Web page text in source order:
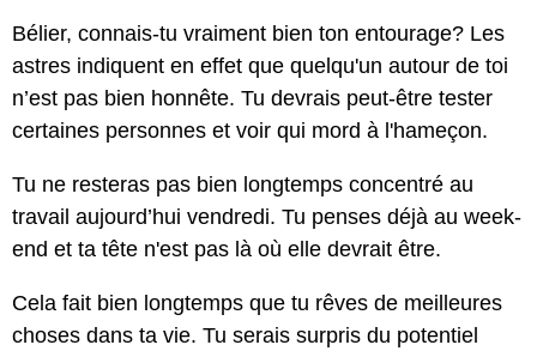
Bélier, connais-tu vraiment bien ton entourage? Les
astres indiquent en effet que quelqu'un autour de toi
n’est pas bien honnête. Tu devrais peut-être tester
certaines personnes et voir qui mord à l'hameçon.
Tu ne resteras pas bien longtemps concentré au
travail aujourd’hui vendredi. Tu penses déjà au week-
end et ta tête n'est pas là où elle devrait être.
Cela fait bien longtemps que tu rêves de meilleures
choses dans ta vie. Tu serais surpris du potentiel